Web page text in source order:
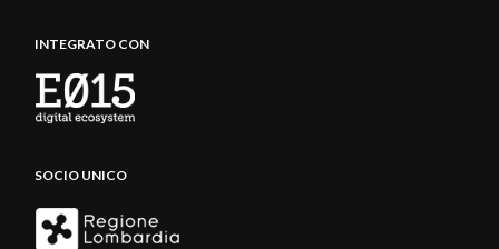
INTEGRATO CON
SOCIO UNICO